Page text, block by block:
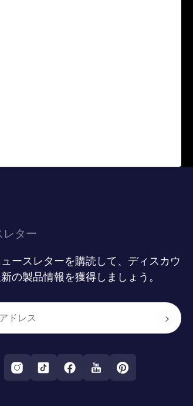
レター
ースレターを購読して、ディスカウ
の製品情報を獲得しましょう。